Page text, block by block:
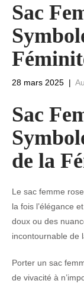
Sac
28 mars 2025 |
Sac
de la
Le sac femme
la fois l’élégance
doux ou des
incontournable de
Porter un sac
de vivacité à